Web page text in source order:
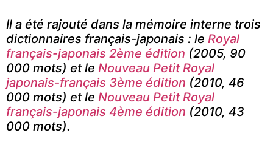
Il a été rajouté dans la mémoire interne trois
dictionnaires français-japonais : le Royal
français-japonais 2ème édition (2005, 90
000 mots) et le Nouveau Petit Royal
japonais-français 3ème édition (2010, 46
000 mots) et le Nouveau Petit Royal
français-japonais 4ème édition (2010, 43
000 mots).